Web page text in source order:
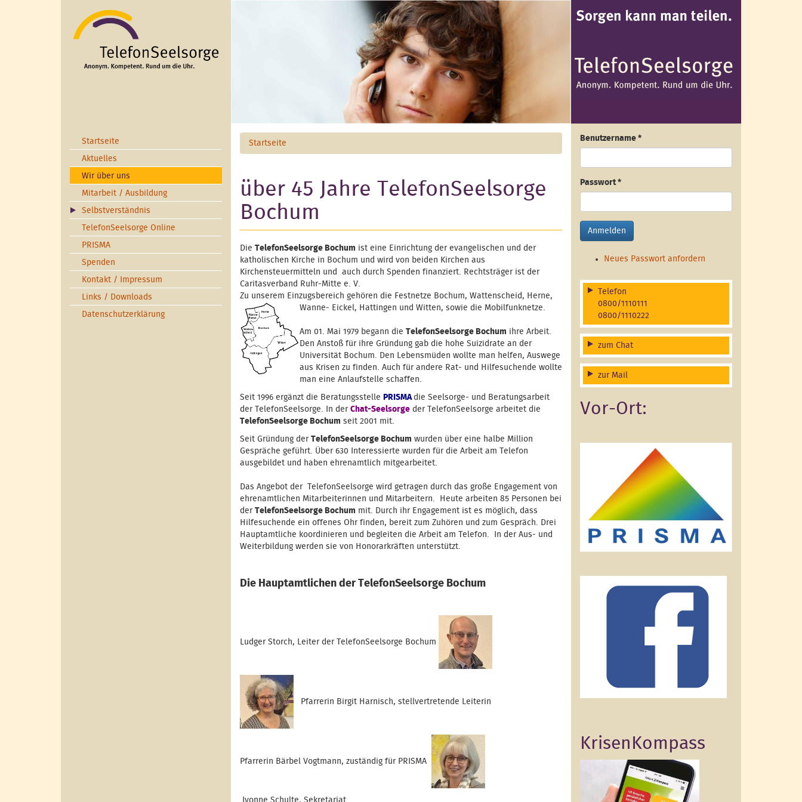
Startseite
Aktuelles
Wir über uns
Mitarbeit / Ausbildung
Selbstverständnis
TelefonSeelsorge Online
PRISMA
Spenden
Kontakt / Impressum
Links / Downloads
Datenschutzerklärung
Startseite
über 45 Jahre TelefonSeelsorge
Bochum
Die TelefonSeelsorge Bochum ist eine Einrichtung der evangelischen und der
katholischen Kirche in Bochum und wird von beiden Kirchen aus
Kirchensteuermitteln und auch durch Spenden finanziert. Rechtsträger ist der
Caritasverband Ruhr-Mitte e. V.
Zu unserem Einzugsbereich gehören die Festnetze Bochum, Wattenscheid, Herne,
Wanne- Eickel, Hattingen und Witten, sowie die Mobilfunknetze.
Am 01. Mai 1979 begann die TelefonSeelsorge Bochum ihre Arbeit.
Den Anstoß für ihre Gründung gab die hohe Suizidrate an der
Universität Bochum. Den Lebensmüden wollte man helfen, Auswege
aus Krisen zu finden. Auch für andere Rat- und Hilfesuchende wollte
man eine Anlaufstelle schaffen.
Seit 1996 ergänzt die Beratungsstelle PRISMA die Seelsorge- und Beratungsarbeit
der TelefonSeelsorge. In der Chat-Seelsorge der TelefonSeelsorge arbeitet die
TelefonSeelsorge Bochum seit 2001 mit.
Seit Gründung der TelefonSeelsorge Bochum wurden über eine halbe Million
Gespräche geführt. Über 630 Interessierte wurden für die Arbeit am Telefon
ausgebildet und haben ehrenamtlich mitgearbeitet.
Das Angebot der TelefonSeelsorge wird getragen durch das große Engagement von
ehrenamtlichen Mitarbeiterinnen und Mitarbeitern. Heute arbeiten 85 Personen bei
der TelefonSeelsorge Bochum mit. Durch ihr Engagement ist es möglich, dass
Hilfesuchende ein offenes Ohr finden, bereit zum Zuhören und zum Gespräch. Drei
Hauptamtliche koordinieren und begleiten die Arbeit am Telefon. In der Aus- und
Weiterbildung werden sie von Honorarkräften unterstützt.
Die Hauptamtlichen der TelefonSeelsorge Bochum
Ludger Storch, Leiter der TelefonSeelsorge Bochum
Pfarrerin Birgit Harnisch, stellvertretende Leiterin
Pfarrerin Bärbel Vogtmann, zuständig für PRISMA
Benutzername *
Passwort*
Anmelden
Neues Passwort anfordern
Telefon
0800/1110111
0800/1110222
zum Chat
zur Mail
Vor-Ort:
KrisenKompass